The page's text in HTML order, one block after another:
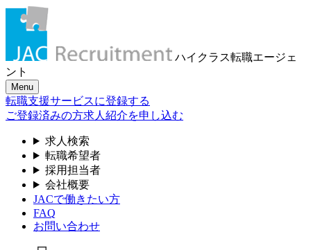
ハイクラス転職エージェ
ント
Menu
転職支援サービスに登録する
ご登録済みの方求人紹介を申し込む
求人検索
転職希望者
採用担当者
会社概要
JACで働きたい方
FAQ
お問い合わせ